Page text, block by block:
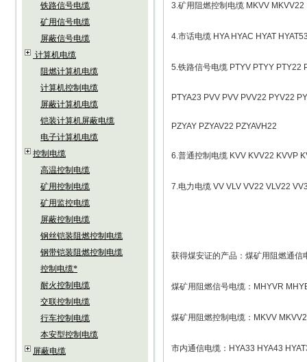
铁路信号电缆
矿用信号电缆
屏蔽信号电缆
计算机电缆
阻燃计算机电缆
计算机控制电缆
屏蔽计算机电缆
铠装计算机屏蔽电缆
电子计算机电缆
控制电缆
高温控制电缆
矿用控制电缆
矿用监控电缆
屏蔽控制电缆
钢丝铠装阻燃控制电缆
钢带铠装阻燃控制电缆
控制电缆*
耐火控制电缆
交联控制电缆
行车控制电缆
本安型控制电缆
屏蔽电缆
3.矿用阻燃控制电缆 MKVV MKVV22
4.市话电缆 HYA HYAC HYAT
5.铁路信号电缆 PTYV PTYY PTY22
PTYA23 PVV PVV PVV22 PYV22
PZYAY PZYAV22 PZYAVH22
6.普通控制电缆 KVV KVV22 KVVP
7.电力电缆 VV VLV VV22 VLV22
获得煤安证的产品：煤矿用阻燃通
煤矿用阻燃信号电缆：MHYVR
煤矿用阻燃控制电缆：MKVV
市内通信电缆：HYA33 HYA43